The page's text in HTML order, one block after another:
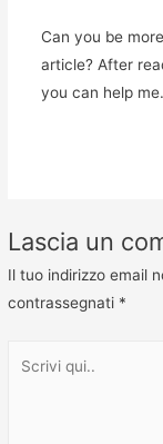
Can you be
article? After
you can help me.
Lascia un
Il tuo indirizzo email
contrassegnati *